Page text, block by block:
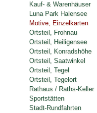
Kauf- & Warenhäuser
Luna Park Halensee
Motive, Einzelkarten
Ortsteil, Frohnau
Ortsteil, Heiligensee
Ortsteil, Konradshöhe
Ortsteil, Saatwinkel
Ortsteil, Tegel
Ortsteil, Tegelort
Rathaus / Raths-Keller
Sportstätten
Stadt-Rundfahrten